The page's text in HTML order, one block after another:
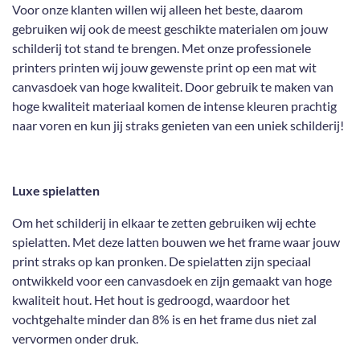
Voor onze klanten willen wij alleen het beste, daarom
gebruiken wij ook de meest geschikte materialen om jouw
schilderij tot stand te brengen. Met onze professionele
printers printen wij jouw gewenste print op een mat wit
canvasdoek van hoge kwaliteit. Door gebruik te maken van
hoge kwaliteit materiaal komen de intense kleuren prachtig
naar voren en kun jij straks genieten van een uniek schilderij!
Luxe spielatten
Om het schilderij in elkaar te zetten gebruiken wij echte
spielatten. Met deze latten bouwen we het frame waar jouw
print straks op kan pronken. De spielatten zijn speciaal
ontwikkeld voor een canvasdoek en zijn gemaakt van hoge
kwaliteit hout. Het hout is gedroogd, waardoor het
vochtgehalte minder dan 8% is en het frame dus niet zal
vervormen onder druk.